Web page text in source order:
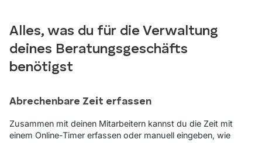
Alles, was du für die Verwaltung
deines Beratungsgeschäfts
benötigst
Abrechenbare Zeit erfassen
Zusammen mit deinen Mitarbeitern kannst du die Zeit mit
einem Online-Timer erfassen oder manuell eingeben, wie